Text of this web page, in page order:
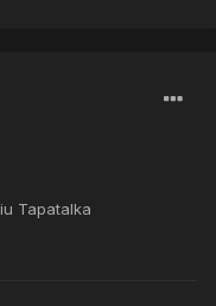
Tapatalka